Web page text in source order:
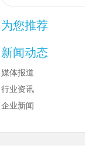
为您推荐
新闻动态
媒体报道
行业资讯
企业新闻